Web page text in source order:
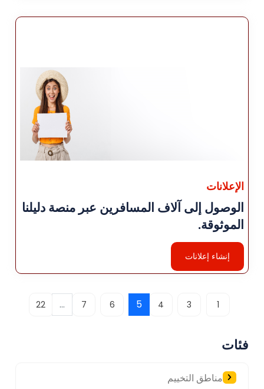
الإعلانات
الوصول إلى آلاف المسافرين عبر منصة دليلنا
الموثوقة.
إنشاء إعلانات
1
3
4
5
6
7
...
22
فئات
مناطق التخييم